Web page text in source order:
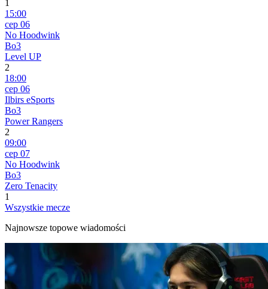
1
15:00
сер 06
No Hoodwink
Bo3
Level UP
2
18:00
сер 06
Ilbirs eSports
Bo3
Power Rangers
2
09:00
сер 07
No Hoodwink
Bo3
Zero Tenacity
1
Wszystkie mecze
Najnowsze topowe wiadomości